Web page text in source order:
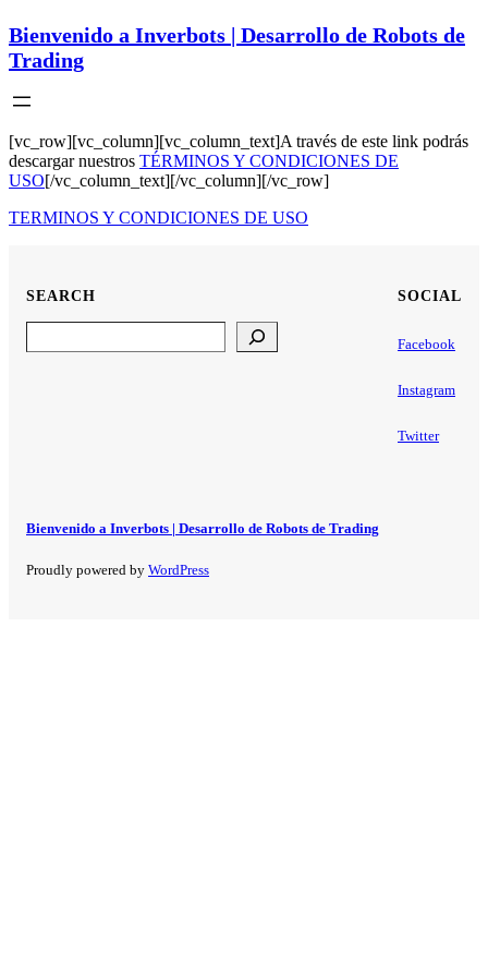
Bienvenido a Inverbots | Desarrollo de Robots de
Trading
[vc_row][vc_column][vc_column_text]A través de este link podrás
descargar nuestros TÉRMINOS Y CONDICIONES DE
USO[/vc_column_text][/vc_column][/vc_row]
TERMINOS Y CONDICIONES DE USO
SEARCH SOCIAL
Facebook
Instagram
Twitter
Bienvenido a Inverbots | Desarrollo de Robots de Trading
Proudly powered by WordPress